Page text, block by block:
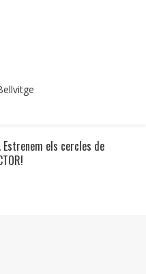
els cercles de